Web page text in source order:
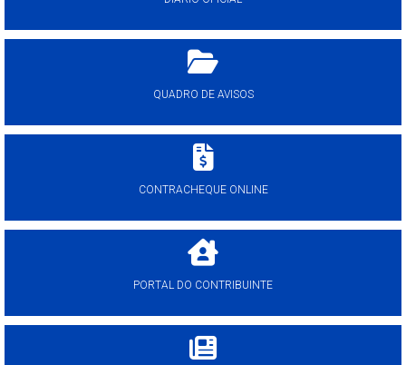
QUADRO DE AVISOS
CONTRACHEQUE ONLINE
PORTAL DO CONTRIBUINTE